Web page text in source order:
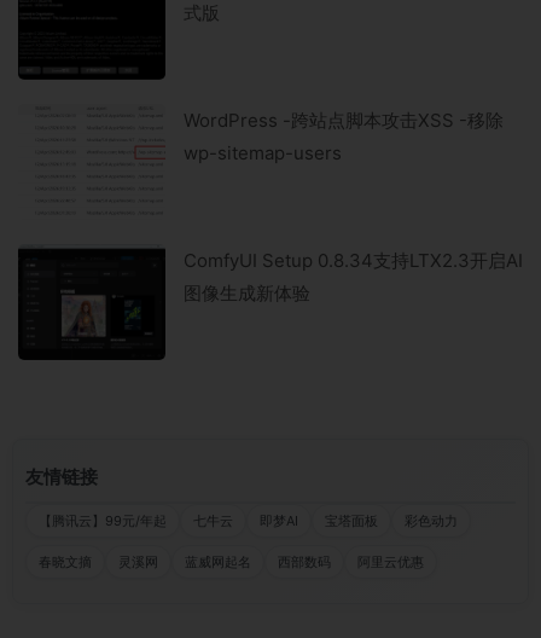
式版
WordPress -跨站点脚本攻击XSS -移除
wp-sitemap-users
ComfyUI Setup 0.8.34支持LTX2.3开启AI
图像生成新体验
友情链接
【腾讯云】99元/年起 七牛云 即梦AI 宝塔面板 彩色动力
春晓文摘 灵溪网 蓝威网起名 西部数码 阿里云优惠